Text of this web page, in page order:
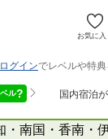
お気に入
・南国・香南・